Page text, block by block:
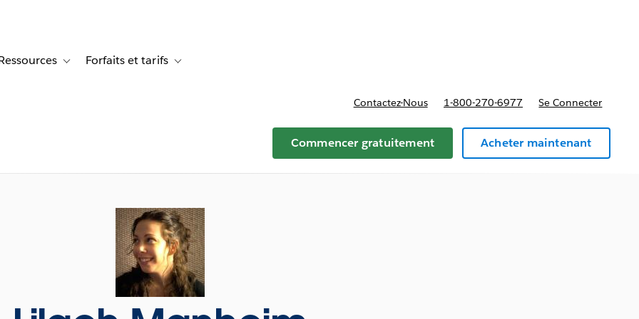
Témoignages clients
sub-navigation for SolutionsToggle sub-navigation for Ressources
Forfaits et tarifs Toggle sub-navigation for Forfaits et tarifs
Contactez-Nous 1-800-270-6977 Se Connecter
Commencer gratuitement Acheter maintenant